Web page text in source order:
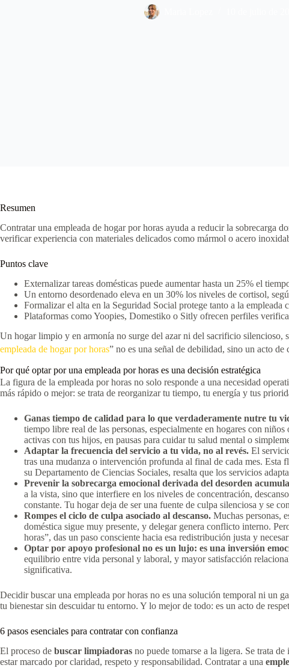
Resumen
Contratar una empleada de hogar por horas ayuda a reducir la sobrecarga
verificar experiencia con materiales delicados como mármol o acero
Puntos clave
Externalizar tareas domésticas puede aumentar hasta un 25% el
Un entorno desordenado eleva en un 30% los niveles de cortisol,
Formalizar el alta en la Seguridad Social protege tanto a la empleada
Plataformas como Yoopies, Domestiko o Sitly ofrecen perfiles
Un hogar limpio y en armonía no surge del azar ni del sacrificio silencioso,
empleada de hogar por horas” no es una señal de debilidad, sino un acto
Por qué optar por una empleada por horas es una decisión estratégica
La figura de la empleada por horas no solo responde a una necesidad
más rápido o mejor: se trata de reorganizar tu tiempo, tu energía y tus
Ganas tiempo de calidad para lo que verdaderamente nutre tu
tiempo libre real de las personas, especialmente en hogares con
activas con tus hijos, en pausas para cuidar tu salud mental o
Adaptar la frecuencia del servicio a tu vida, no al revés. El
tras una mudanza o intervención profunda al final de cada mes. Esta
su Departamento de Ciencias Sociales, resalta que los servicios
Prevenir la sobrecarga emocional derivada del desorden
a la vista, sino que interfiere en los niveles de concentración,
constante. Tu hogar deja de ser una fuente de culpa silenciosa y se
Rompes el ciclo de culpa asociado al descanso. Muchas personas,
doméstica sigue muy presente, y delegar genera conflicto interno.
horas”, das un paso consciente hacia esa redistribución justa y
Optar por apoyo profesional no es un lujo: es una inversión
equilibrio entre vida personal y laboral, y mayor satisfacción
significativa.
Decidir buscar una empleada por horas no es una solución temporal ni un
tu bienestar sin descuidar tu entorno. Y lo mejor de todo: es un acto de
6 pasos esenciales para contratar con confianza
El proceso de buscar limpiadoras no puede tomarse a la ligera. Se trata
estar marcado por claridad, respeto y responsabilidad. Contratar a una